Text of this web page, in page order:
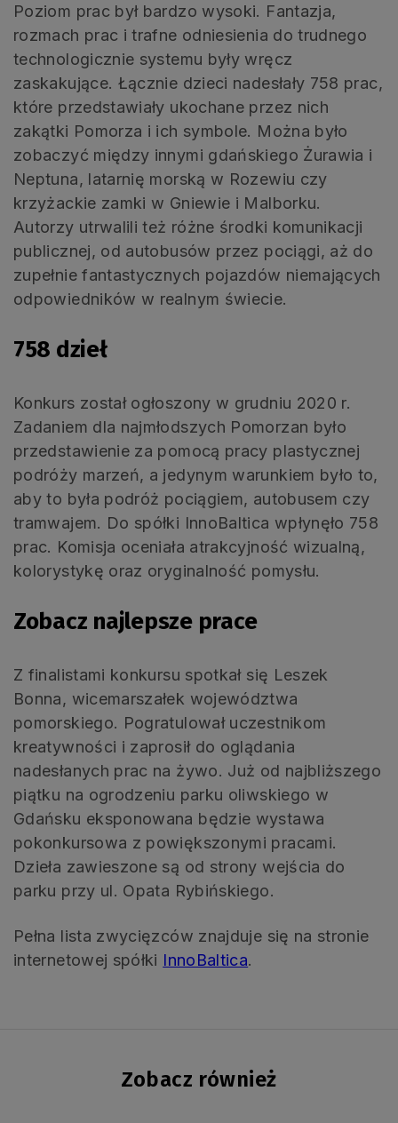
Poziom prac był bardzo wysoki. Fantazja,
rozmach prac i trafne odniesienia do trudnego
technologicznie systemu były wręcz
zaskakujące. Łącznie dzieci nadesłały 758 prac,
które przedstawiały ukochane przez nich
zakątki Pomorza i ich symbole. Można było
zobaczyć między innymi gdańskiego Żurawia i
Neptuna, latarnię morską w Rozewiu czy
krzyżackie zamki w Gniewie i Malborku.
Autorzy utrwalili też różne środki komunikacji
publicznej, od autobusów przez pociągi, aż do
zupełnie fantastycznych pojazdów niemających
odpowiedników w realnym świecie.
758 dzieł
Konkurs został ogłoszony w grudniu 2020 r.
Zadaniem dla najmłodszych Pomorzan było
przedstawienie za pomocą pracy plastycznej
podróży marzeń, a jedynym warunkiem było to,
aby to była podróż pociągiem, autobusem czy
tramwajem. Do spółki InnoBaltica wpłynęło 758
prac. Komisja oceniała atrakcyjność wizualną,
kolorystykę oraz oryginalność pomysłu.
Zobacz najlepsze prace
Z finalistami konkursu spotkał się Leszek
Bonna, wicemarszałek województwa
pomorskiego. Pogratulował uczestnikom
kreatywności i zaprosił do oglądania
nadesłanych prac na żywo. Już od najbliższego
piątku na ogrodzeniu parku oliwskiego w
Gdańsku eksponowana będzie wystawa
pokonkursowa z powiększonymi pracami.
Dzieła zawieszone są od strony wejścia do
parku przy ul. Opata Rybińskiego.
Pełna lista zwycięzców znajduje się na stronie
internetowej spółki InnoBaltica.
Zobacz również